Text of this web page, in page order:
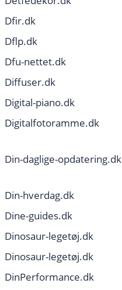
Dfir.dk
Dflp.dk
Dfu-nettet.dk
Diffuser.dk
Digital-piano.dk
Digitalfotoramme.dk
Din-daglige-opdatering.dk
Din-hverdag.dk
Dine-guides.dk
Dinosaur-legetøj.dk
Dinosaur-legetøj.dk
DinPerformance.dk